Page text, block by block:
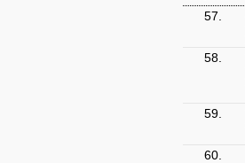
57.
58.
59.
60.